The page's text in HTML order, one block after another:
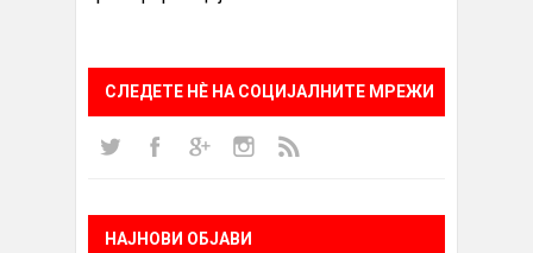
СЛЕДЕТЕ НÈ НА СОЦИЈАЛНИТЕ МРЕЖИ
НАЈНОВИ ОБЈАВИ